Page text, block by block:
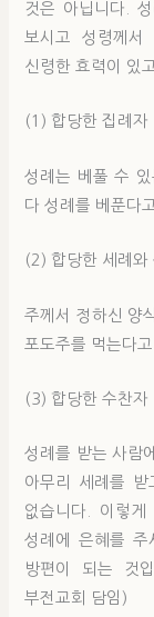
것은 아닙니다.
보시고 성령께
신령한 효력이 있
(1) 합당한 집례자
성례는 베풀 수
다 성례를 베푼다
(2) 합당한 세례와
주께서 정하신 양
포도주를 먹는다
(3) 합당한 수찬자
성례를 받는 사람
아무리 세례를 받
없습니다. 이렇
성례에 은혜를 주
방편이 되는 것
부전교회 담임)